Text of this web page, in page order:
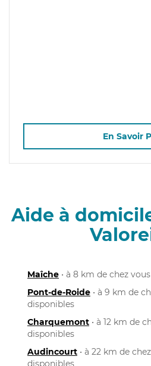
En Savoir
Aide à
Maîche • à 8 km de chez
Pont-de-Roide • à 9 km de
disponibles
Charquemont • à 12 km de
disponibles
Audincourt • à 22 km de
disponibles